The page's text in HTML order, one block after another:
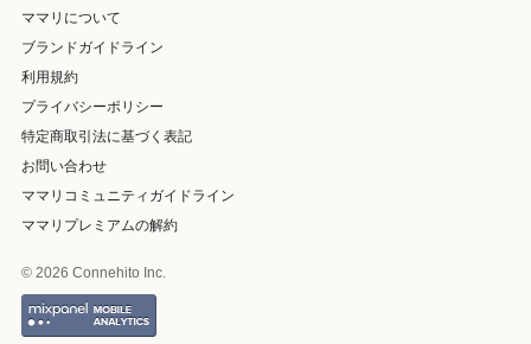
ママリについて
ブランドガイドライン
利用規約
プライバシーポリシー
特定商取引法に基づく表記
お問い合わせ
ママリコミュニティガイドライン
ママリプレミアムの解約
© 2026 Connehito Inc.